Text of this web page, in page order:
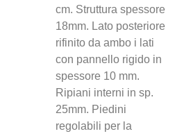
cm. Struttura spessore
18mm. Lato posteriore
rifinito da ambo i lati
con pannello rigido in
spessore 10 mm.
Ripiani interni in sp.
25mm. Piedini
regolabili per la